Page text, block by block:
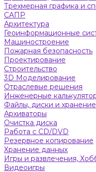
Трехмерная графика и
САПР
Архитектура
Геоинформационные
Машиностроение
Пожарная безопасность
Проектирование
Строительство
3D Моделирование
Отраслевые решения
Инженерные
Файлы, диски и хранение
Архиваторы
Очистка диска
Работа с CD/DVD
Резервное копирование
Хранение данных
Игры и развлечения,
Видеоигры